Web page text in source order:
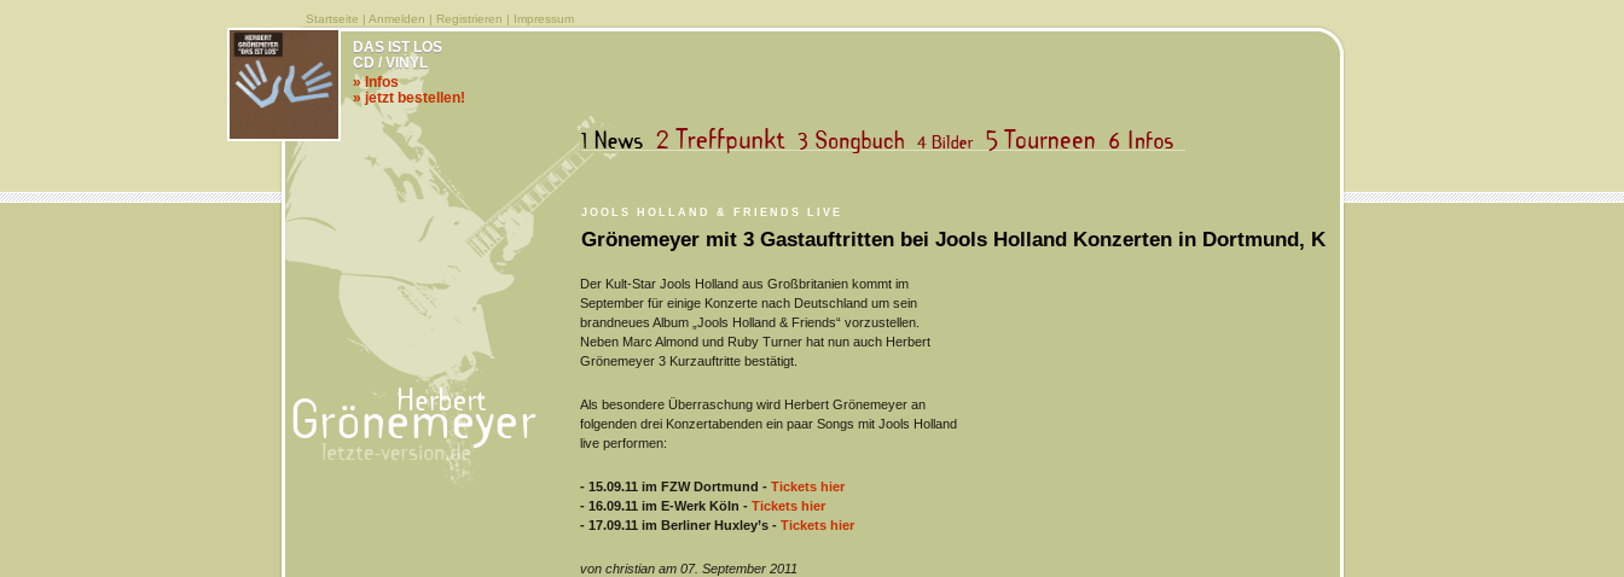
Startseite | Anmelden | Registrieren | Impressum
JOOLS HOLLAND & FRIENDS LIVE
Grönemeyer mit 3 Gastauftritten bei Jools Holland Konzerten in Dortmund, Köln und Berlin
DAS IST LOS
CD / VINYL
» Infos
» jetzt bestellen!
Der Kult-Star Jools Holland aus Großbritanien kommt im
September für einige Konzerte nach Deutschland um sein
brandneues Album „Jools Holland & Friends“ vorzustellen.
Neben Marc Almond und Ruby Turner hat nun auch Herbert
Grönemeyer 3 Kurzauftritte bestätigt.
Als besondere Überraschung wird Herbert Grönemeyer an
folgenden drei Konzertabenden ein paar Songs mit Jools Holland
live performen:
- 15.09.11 im FZW Dortmund - Tickets hier
- 16.09.11 im E-Werk Köln - Tickets hier
- 17.09.11 im Berliner Huxley’s - Tickets hier
von christian am 07. September 2011